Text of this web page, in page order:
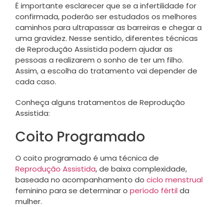
É importante esclarecer que se a infertilidade for
confirmada, poderão ser estudados os melhores
caminhos para ultrapassar as barreiras e chegar a
uma gravidez. Nesse sentido, diferentes técnicas
de Reprodução Assistida podem ajudar as
pessoas a realizarem o sonho de ter um filho.
Assim, a escolha do tratamento vai depender de
cada caso.
Conheça alguns tratamentos de Reprodução
Assistida:
Coito Programado
O coito programado é uma técnica de
Reprodução Assistida, de baixa complexidade,
baseada no acompanhamento do ciclo menstrual
feminino para se determinar o período fértil da
mulher.